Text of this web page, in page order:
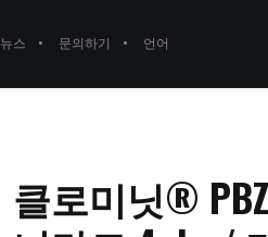
뉴스 문의하기 언어
클로미닛®